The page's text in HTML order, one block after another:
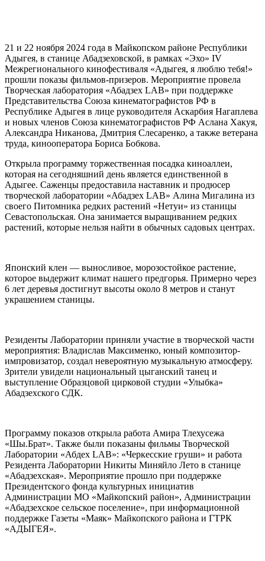
21 и 22 ноября 2024 года в Майкопском районе Республики
Адыгея, в станице Абадзеховской, в рамках «Эхо» IV
Межрегионального кинофестиваля «Адыгея, я люблю тебя!»
прошли показы фильмов-призеров. Мероприятие провела
Творческая лаборатория «Абадзех LAB» при поддержке
Представительства Союза кинематографистов РФ в
Республике Адыгея в лице руководителя Аскарбия Нагаплева
и новых членов Союза кинематографистов РФ Аслана Хакуя,
Александра Никанова, Дмитрия Слесаренко, а также ветерана
труда, кинооператора Бориса Бобкова.
Открыла программу торжественная посадка киноаллеи,
которая на сегодняшний день является единственной в
Адыгее. Саженцы предоставила наставник и продюсер
творческой лаборатории «Абадзех LAB» Алина Мигалина из
своего Питомника редких растений «Нетуи» из станицы
Севастопольская. Она занимается выращиванием редких
растений, которые нельзя найти в обычных садовых центрах.
Японский клен — выносливое, морозостойкое растение,
которое выдержит климат нашего предгорья. Примерно через
6 лет деревья достигнут высоты около 8 метров и станут
украшением станицы.
Резиденты Лаборатории приняли участие в творческой части
мероприятия: Владислав Максименко, юный композитор-
импровизатор, создал невероятную музыкальную атмосферу.
Зрители увидели национальный цыганский танец и
выступление Образцовой цирковой студии «Улыбка»
Абадзехского СДК.
Программу показов открыла работа Амира Тлехусежа
«Шы.Брат». Также были показаны фильмы Творческой
Лаборатории «Абдех LAB»: «Черкесские груши» и работа
Резидента Лаборатории Никиты Миняйло Лето в станице
«Абадзехская». Мероприятие прошло при поддержке
Президентского фонда культурных инициатив
Администрации МО «Майкопский район», Администрации
«Абадзехское сельское поселение», при информационной
поддержке Газеты «Маяк» Майкопского района и ГТРК
«АДЫГЕЯ».